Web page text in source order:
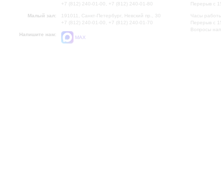
+7 (812) 240-01-00, +7 (812) 240-01-80
Малый зал:
191011, Санкт-Петербург, Невский пр., 30
+7 (812) 240-01-00, +7 (812) 240-01-70
Напишите нам:
MAX
Перерыв с
Часы
Перерыв с
Вопросы